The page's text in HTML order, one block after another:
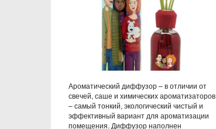
Ароматический диффузор – в отличии от
свечей, саше и химических ароматизаторов
– самый тонкий, экологический чистый и
эффективный вариант для ароматизации
помещения. Диффузор наполнен